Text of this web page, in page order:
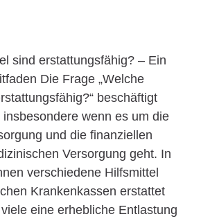
sind erstattungsfähig? – Ein
Die Frage „Welche
beschäftigt
wenn es um die
und die finanziellen
Versorgung geht. In
verschiedene Hilfsmittel
Krankenkassen erstattet
eine erhebliche Entlastung